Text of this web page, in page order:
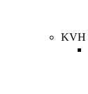
KVH